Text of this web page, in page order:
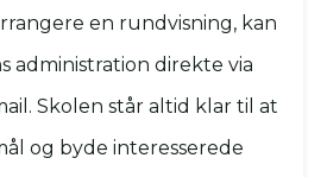
en rundvisning, kan
administration direkte via
Skolen står altid klar til at
og byde interesserede